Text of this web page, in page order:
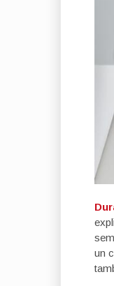
un